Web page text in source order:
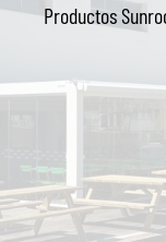
Productos